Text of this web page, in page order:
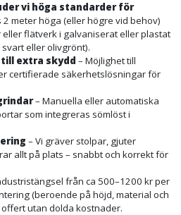
vi höga standarder för
2 meter höga (eller högre vid behov)
flätverk i galvaniserat eller plastat
eller olivgrönt).
till extra skydd – Möjlighet till
certifierade säkerhetslösningar för
– Manuella eller automatiska
som integreras sömlöst i
– Vi gräver stolpar, gjuter
allt på plats – snabbt och korrekt för
från ca 500–1200 kr per
(beroende på höjd, material och
utan dolda kostnader.